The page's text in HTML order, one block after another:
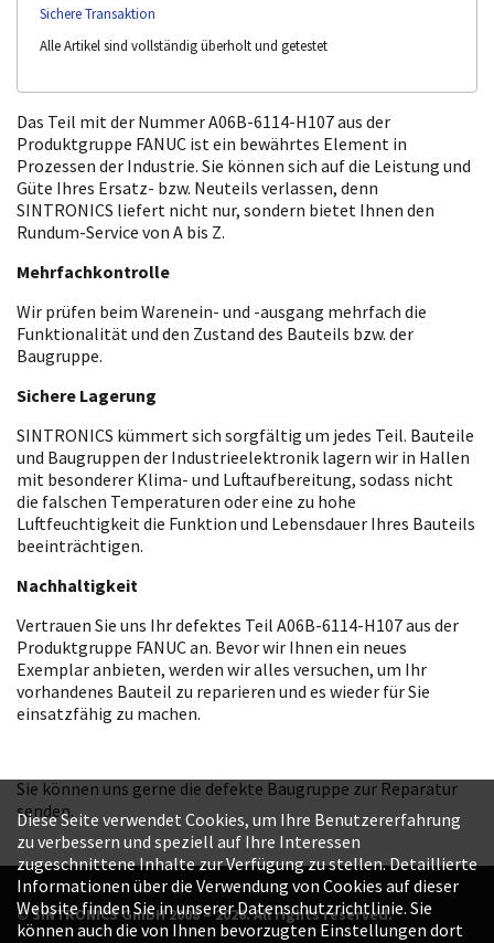
Sichere Transaktion
Alle Artikel sind vollständig überholt und getestet
Das Teil mit der Nummer A06B-6114-H107 aus der
Produktgruppe FANUC ist ein bewährtes Element in
Prozessen der Industrie. Sie können sich auf die Leistung und
Güte Ihres Ersatz- bzw. Neuteils verlassen, denn
SINTRONICS liefert nicht nur, sondern bietet Ihnen den
Rundum-Service von A bis Z.
Mehrfachkontrolle
Wir prüfen beim Warenein- und -ausgang mehrfach die
Funktionalität und den Zustand des Bauteils bzw. der
Baugruppe.
Sichere Lagerung
SINTRONICS kümmert sich sorgfältig um jedes Teil. Bauteile
und Baugruppen der Industrieelektronik lagern wir in Hallen
mit besonderer Klima- und Luftaufbereitung, sodass nicht
die falschen Temperaturen oder eine zu hohe
Luftfeuchtigkeit die Funktion und Lebensdauer Ihres Bauteils
beeinträchtigen.
Nachhaltigkeit
Vertrauen Sie uns Ihr defektes Teil A06B-6114-H107 aus der
Produktgruppe FANUC an. Bevor wir Ihnen ein neues
Exemplar anbieten, werden wir alles versuchen, um Ihr
vorhandenes Bauteil zu reparieren und es wieder für Sie
einsatzfähig zu machen.
Sie können uns gerne die defekte Baugruppe zur Reparatur
senden.
© SINTRONICS GmbH 2008 – 2026. All rights reserved.
Diese Seite verwendet Cookies, um Ihre Benutzererfahrung
zu verbessern und speziell auf Ihre Interessen
zugeschnittene Inhalte zur Verfügung zu stellen. Detaillierte
Informationen über die Verwendung von Cookies auf dieser
Website finden Sie in unserer Datenschutzrichtlinie. Sie
können auch die von Ihnen bevorzugten Einstellungen dort